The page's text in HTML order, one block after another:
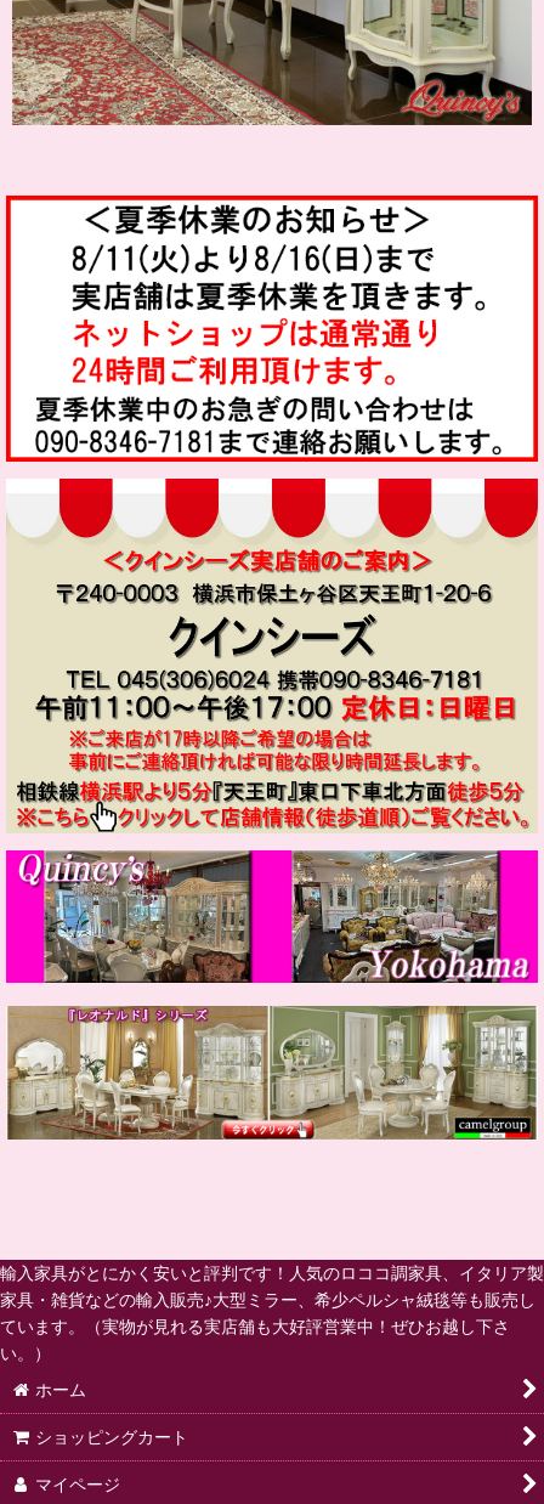
輸入家具がとにかく安いと評判です！人気のロココ調家具、イタリア製
家具・雑貨などの輸入販売♪大型ミラー、希少ペルシャ絨毯等も販売し
ています。（実物が見れる実店舗も大好評営業中！ぜひお越し下さ
い。）
ホーム
ショッピングカート
マイページ